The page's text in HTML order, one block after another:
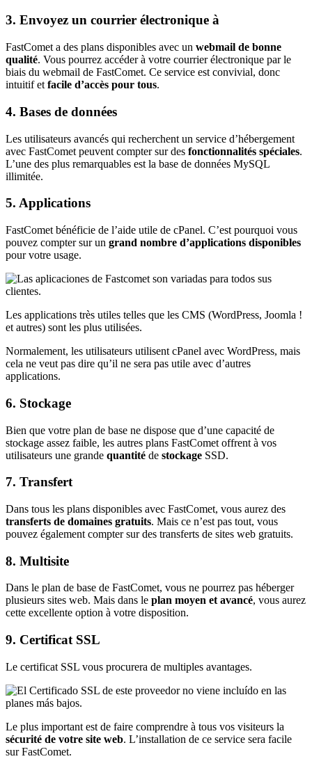
3. Envoyez un courrier électronique à
FastComet a des plans disponibles avec un webmail de bonne
qualité. Vous pourrez accéder à votre courrier électronique par le
biais du webmail de FastComet. Ce service est convivial, donc
intuitif et facile d’accès pour tous.
4. Bases de données
Les utilisateurs avancés qui recherchent un service d’hébergement
avec FastComet peuvent compter sur des fonctionnalités spéciales.
L’une des plus remarquables est la base de données MySQL
illimitée.
5. Applications
FastComet bénéficie de l’aide utile de cPanel. C’est pourquoi vous
pouvez compter sur un grand nombre d’applications disponibles
pour votre usage.
Les applications très utiles telles que les CMS (WordPress, Joomla !
et autres) sont les plus utilisées.
Normalement, les utilisateurs utilisent cPanel avec WordPress, mais
cela ne veut pas dire qu’il ne sera pas utile avec d’autres
applications.
6. Stockage
Bien que votre plan de base ne dispose que d’une capacité de
stockage assez faible, les autres plans FastComet offrent à vos
utilisateurs une grande quantité de stockage SSD.
7. Transfert
Dans tous les plans disponibles avec FastComet, vous aurez des
transferts de domaines gratuits. Mais ce n’est pas tout, vous
pouvez également compter sur des transferts de sites web gratuits.
8. Multisite
Dans le plan de base de FastComet, vous ne pourrez pas héberger
plusieurs sites web. Mais dans le plan moyen et avancé, vous aurez
cette excellente option à votre disposition.
9. Certificat SSL
Le certificat SSL vous procurera de multiples avantages.
Le plus important est de faire comprendre à tous vos visiteurs la
sécurité de votre site web. L’installation de ce service sera facile
sur FastComet.